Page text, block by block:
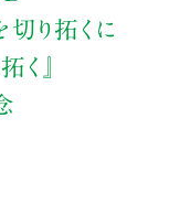
り拓くに
』